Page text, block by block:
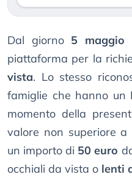
Dal giorno 5 maggio
piattaforma per la
vista. Lo stesso
famiglie che hanno un
momento della
valore non superiore
un importo di 50 euro
occhiali da vista o lenti